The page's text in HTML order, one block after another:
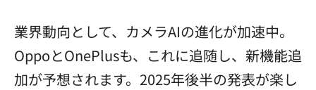
業界動向として、カメラAIの進化が加速中。
OppoとOnePlusも、これに追随し、新機能追
加が予想されます。2025年後半の発表が楽し